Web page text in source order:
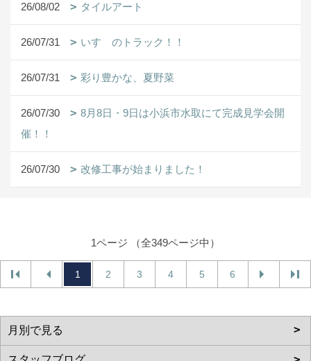
26/08/02 タイルアート
26/07/31 いすゞのトラック！！
26/07/31 彩り豊かな、夏野菜
26/07/30
8月8日・9日は小浜市水取にて完成見学会開
催！！
26/07/30 改修工事が始まりました！
1ページ （全349ページ中）
1 2 3 4 5 6